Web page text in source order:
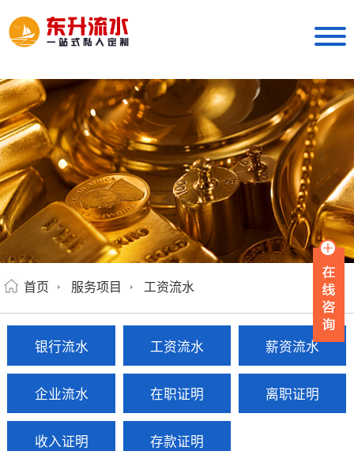
首页 服务项目 工资流水
银行流水 工资流水 薪资流水
企业流水 在职证明 离职证明
收入证明 存款证明